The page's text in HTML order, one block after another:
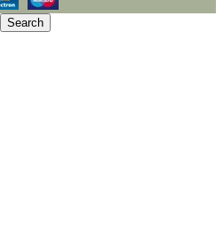
Search